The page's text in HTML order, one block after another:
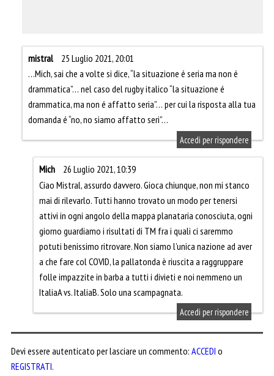
mistral
25 Luglio 2021, 20:01
…Mich, sai che a volte si dice, “la situazione é seria ma non é
drammatica”… nel caso del rugby italico “la situazione é
drammatica, ma non é affatto seria”… per cui la risposta alla tua
domanda é “no, no siamo affatto seri”…
Accedi per rispondere
Mich
26 Luglio 2021, 10:39
Ciao Mistral, assurdo davvero. Gioca chiunque, non mi stanco
mai di rilevarlo. Tutti hanno trovato un modo per tenersi
attivi in ogni angolo della mappa planataria conosciuta, ogni
giorno guardiamo i risultati di TM fra i quali ci saremmo
potuti benissimo ritrovare. Non siamo l’unica nazione ad aver
a che fare col COVID, la pallatonda è riuscita a raggruppare
folle impazzite in barba a tutti i divieti e noi nemmeno un
ItaliaA vs. ItaliaB. Solo una scampagnata.
Accedi per rispondere
Devi essere autenticato per lasciare un commento: ACCEDI o
REGISTRATI.